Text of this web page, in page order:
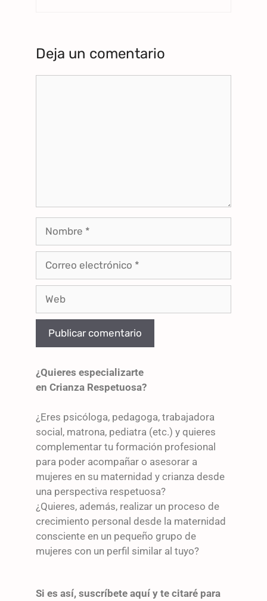
Deja un comentario
¿Quieres especializarte
en Crianza Respetuosa?
¿Eres psicóloga, pedagoga, trabajadora
social, matrona, pediatra (etc.) y quieres
complementar tu formación profesional
para poder acompañar o asesorar a
mujeres en su maternidad y crianza desde
una perspectiva respetuosa?
¿Quieres, además, realizar un proceso de
crecimiento personal desde la maternidad
consciente en un pequeño grupo de
mujeres con un perfil similar al tuyo?
Si es así, suscríbete aquí y te citaré para